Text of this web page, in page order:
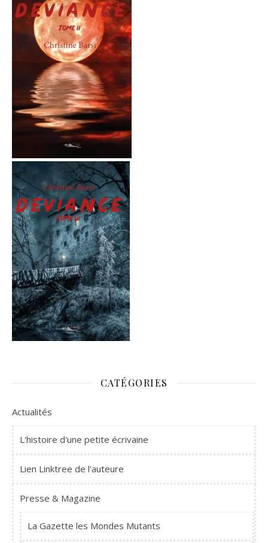
CATÉGORIES
Actualités
L'histoire d'une petite écrivaine
Lien Linktree de l'auteure
Presse & Magazine
La Gazette les Mondes Mutants